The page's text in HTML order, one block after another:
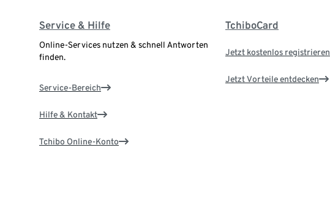
Service & Hilfe
Online-Services nutzen & schnell Antworten
finden.
Service-Bereich
Hilfe & Kontakt
Tchibo Online-Konto
TchiboCard
Jetzt kostenlos registrieren
Jetzt Vorteile entdecken